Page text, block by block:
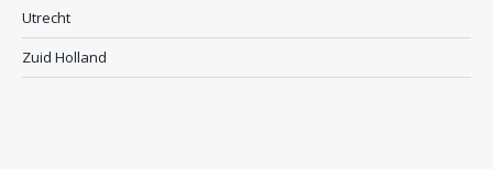
Utrecht
Zuid Holland